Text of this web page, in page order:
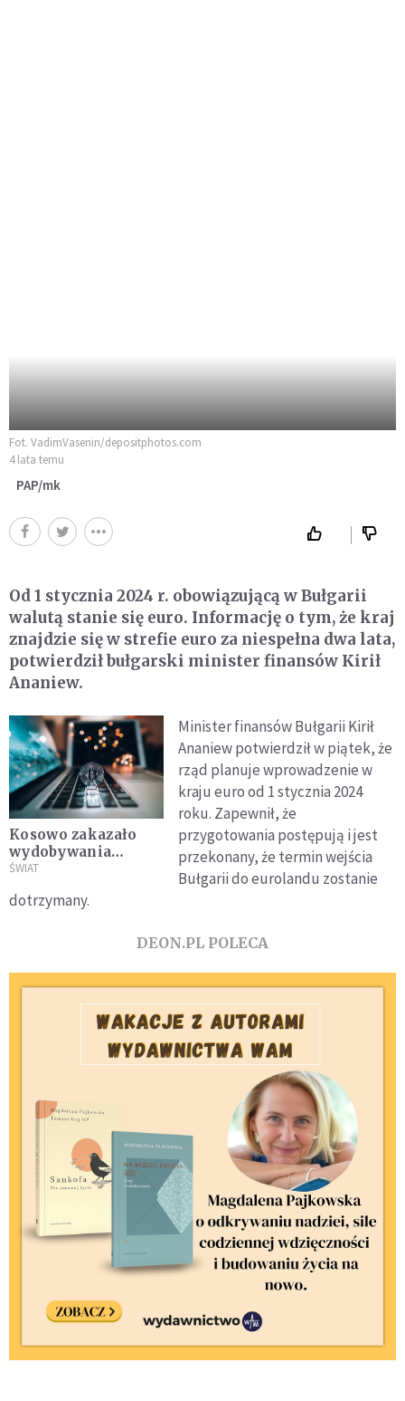
Fot. VadimVasenin/depositphotos.com
4 lata temu
PAP/mk
Od 1 stycznia 2024 r. obowiązującą w Bułgarii
walutą stanie się euro. Informację o tym, że kraj
znajdzie się w strefie euro za niespełna dwa lata,
potwierdził bułgarski minister finansów Kirił
Ananiew.
Kosowo zakazało
wydobywania
kryptowalut.
ŚWIAT
Minister finansów Bułgarii Kirił
Ananiew potwierdził w piątek, że
rząd planuje wprowadzenie w
kraju euro od 1 stycznia 2024
roku. Zapewnił, że
przygotowania postępują i jest
przekonany, że termin wejścia
Bułgarii do eurolandu zostanie
dotrzymany.
DEON.PL POLECA